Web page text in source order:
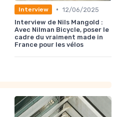
Interview • 12/06/2025
Interview de Nils Mangold :
Avec Nilman Bicycle, poser le
cadre du vraiment made in
France pour les vélos